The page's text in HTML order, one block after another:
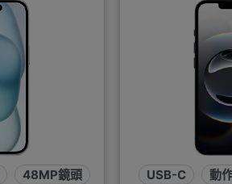
48MP鏡頭 USB-C 動